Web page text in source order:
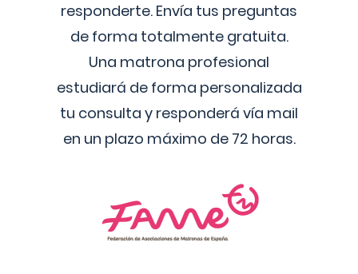
responderte. Envía tus preguntas
de forma totalmente gratuita.
Una matrona profesional
estudiará de forma personalizada
tu consulta y responderá vía mail
en un plazo máximo de 72 horas.